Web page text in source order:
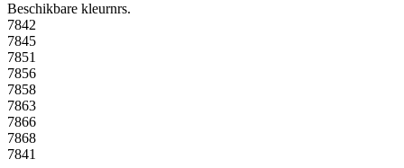
Beschikbare kleurnrs.
7842
7845
7851
7856
7858
7863
7866
7868
7841